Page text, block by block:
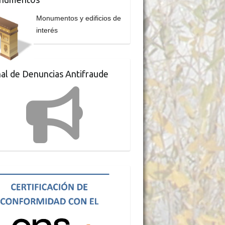
Monumentos y edificios de
interés
de Denuncias Antifraude